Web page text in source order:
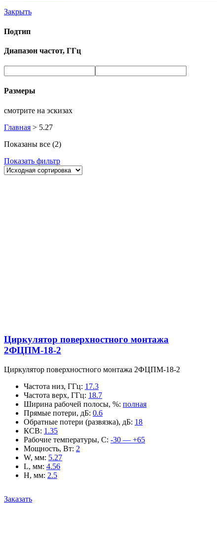
Закрыть
Подтип
Диапазон частот, ГГц
Размеры
смотрите на эскизах
Главная > 5.27
Показаны все (2)
Показать фильтр
Циркулятор поверхностного монтажа
2ФЦПМ-18-2
Циркулятор поверхностного монтажа 2ФЦПМ-18-2
Частота низ, ГГц: 17.3
Частота верх, ГГц: 18.7
Ширина рабочей полосы, %: полная
Прямые потери, дБ: 0.6
Обратные потери (развязка), дБ: 18
КСВ: 1.35
Рабочие температуры, С: -30 — +65
Мощность, Вт: 2
W, мм: 5.27
L, мм: 4.56
H, мм: 2.5
Заказать